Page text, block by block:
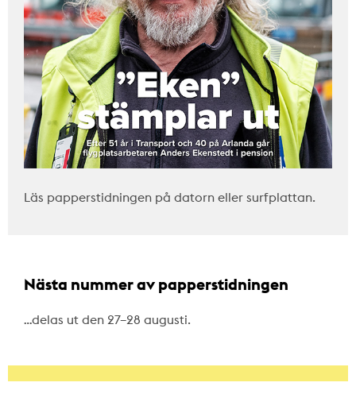
Läs papperstidningen på datorn eller surfplattan.
Nästa nummer av papperstidningen
…delas ut den 27–28 augusti.